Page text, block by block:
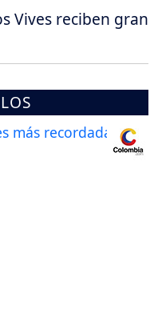
Vives reciben gran